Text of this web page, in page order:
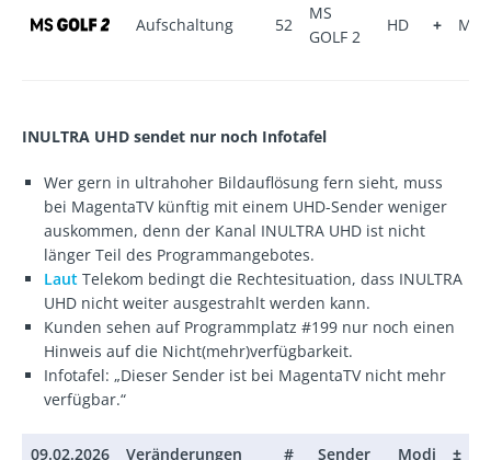
Aufschaltung 52
MS
GOLF 2
HD +
INULTRA UHD sendet nur noch Infotafel
Wer gern in ultrahoher Bildauflösung fern sieht, muss
bei MagentaTV künftig mit einem UHD-Sender weniger
auskommen, denn der Kanal INULTRA UHD ist nicht
länger Teil des Programmangebotes.
Laut Telekom bedingt die Rechtesituation, dass INULTRA
UHD nicht weiter ausgestrahlt werden kann.
Kunden sehen auf Programmplatz #199 nur noch einen
Hinweis auf die Nicht(mehr)verfügbarkeit.
Infotafel: „Dieser Sender ist bei MagentaTV nicht mehr
verfügbar.“
09.02.2026 Veränderungen # Sender Modi ±